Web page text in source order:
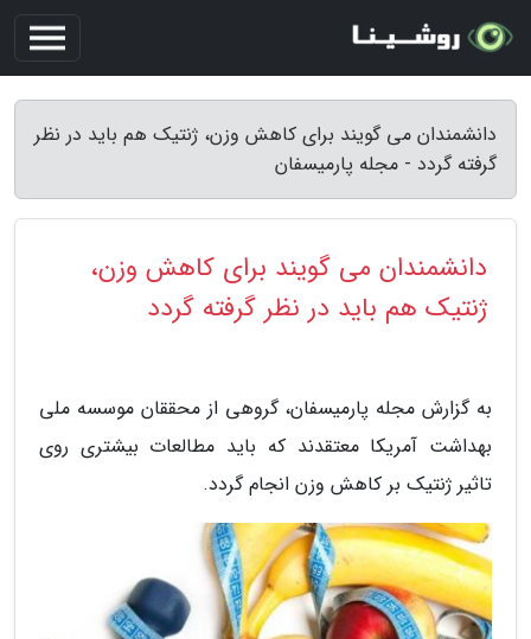
دانشمندان می گویند برای کاهش وزن، ژنتیک هم باید در نظر
گرفته گردد - مجله پارمیسفان
دانشمندان می گویند برای کاهش وزن،
ژنتیک هم باید در نظر گرفته گردد
به گزارش مجله پارمیسفان، گروهی از محققان موسسه ملی
بهداشت آمریکا معتقدند که باید مطالعات بیشتری روی
تاثیر ژنتیک بر کاهش وزن انجام گردد.